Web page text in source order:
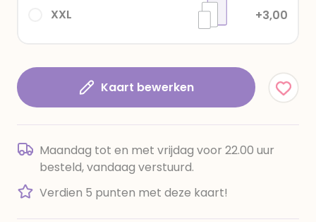
XXL +3,00
Kaart bewerken
Maandag tot en met vrijdag voor 22.00 uur
besteld, vandaag verstuurd.
Verdien 5 punten met deze kaart!